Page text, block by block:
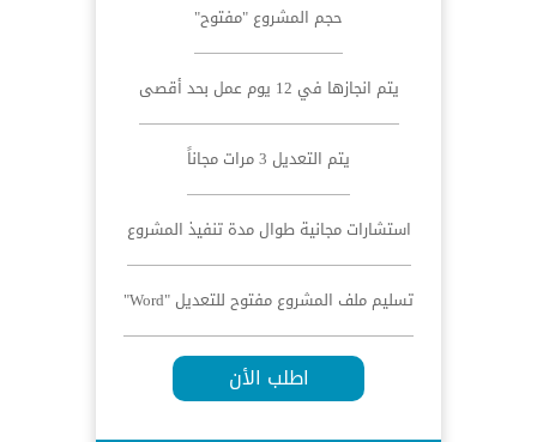
حجم المشروع "مفتوح"
يتم انجازها في 12 يوم عمل بحد أقصى
يتم التعديل 3 مرات مجاناً
استشارات مجانية طوال مدة تنفيذ المشروع
تسليم ملف المشروع مفتوح للتعديل "Word"
اطلب الأن